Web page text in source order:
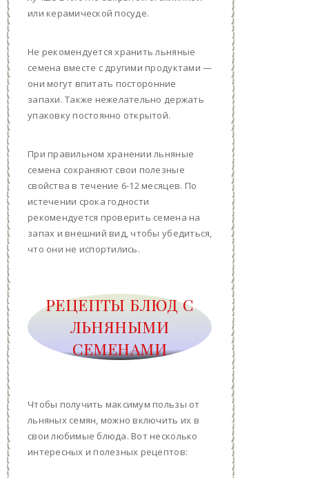
или керамической посуде.
Не рекомендуется хранить льняные
семена вместе с другими продуктами —
они могут впитать посторонние
запахи. Также нежелательно держать
упаковку постоянно открытой.
При правильном хранении льняные
семена сохраняют свои полезные
свойства в течение 6-12 месяцев. По
истечении срока годности
рекомендуется проверить семена на
запах и внешний вид, чтобы убедиться,
что они не испортились.
РЕЦЕПТЫ БЛЮД С
ЛЬНЯНЫМИ
СЕМЕНАМИ
Чтобы получить максимум пользы от
льняных семян, можно включить их в
свои любимые блюда. Вот несколько
интересных и полезных рецептов: